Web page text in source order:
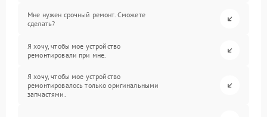
Мне нужен срочный ремонт. Сможете
сделать?
Я хочу, чтобы мое устройство
ремонтировали при мне.
Я хочу, чтобы мое устройство
ремонтировалось только оригинальными
запчастями.